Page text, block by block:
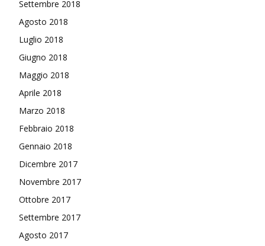
Settembre 2018
Agosto 2018
Luglio 2018
Giugno 2018
Maggio 2018
Aprile 2018
Marzo 2018
Febbraio 2018
Gennaio 2018
Dicembre 2017
Novembre 2017
Ottobre 2017
Settembre 2017
Agosto 2017